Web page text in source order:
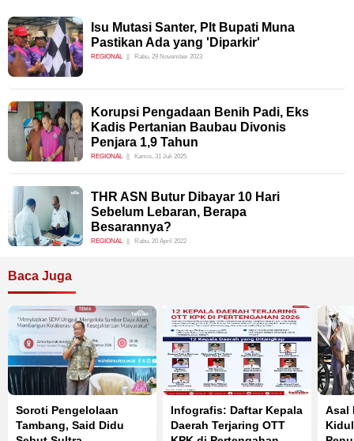
Isu Mutasi Santer, Plt Bupati Muna
Pastikan Ada yang 'Diparkir'
REGIONAL Rabu, 29 November 2023
Korupsi Pengadaan Benih Padi, Eks
Kadis Pertanian Baubau Divonis
Penjara 1,9 Tahun
REGIONAL Kamis, 31 Juli 2025
THR ASN Butur Dibayar 10 Hari
Sebelum Lebaran, Berapa
Besarannya?
REGIONAL Rabu, 20 April 2022
Baca Juga
Soroti Pengelolaan
Tambang, Said Didu
Infografis: Daftar Kepala
Daerah Terjaring OTT
Asal